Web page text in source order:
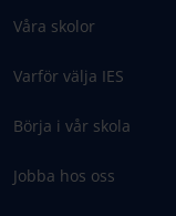
Våra skolor
Varför välja IES
Börja i vår skola
Jobba hos oss